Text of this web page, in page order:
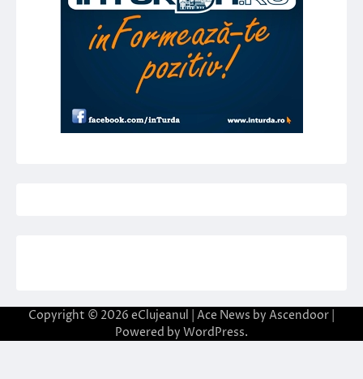
Copyright © 2026 eClujeanul | Ace News by Ascendoor
Powered by WordPress.